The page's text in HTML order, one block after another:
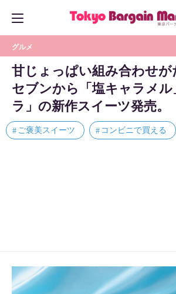
グルメ
甘じょっぱい組み合わせ
セブンから「塩キャラメル
ラ」の新作スイーツ発売。
ご褒美スイーツ コンビニで買える